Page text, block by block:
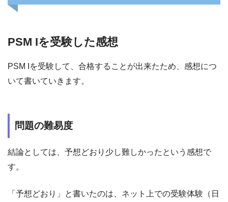
PSM Iを受験した感想
PSM Iを受験して、合格することが出来たため、感想につ
いて書いていきます。
問題の難易度
結論としては、予想どおり少し難しかったという感想で
す。
「予想どおり」と書いたのは、ネット上での受験体験（日